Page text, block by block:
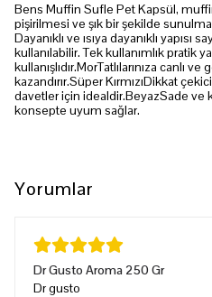
Bens Muffin Sufle Pet Kapsül,
pişirilmesi ve şık bir şekilde
Dayanıklı ve ısıya dayanıklı yapısı
kullanılabilir. Tek kullanımlık pratik
kullanışlıdır.MorTatlılarınıza canlı ve
kazandırır.Süper KırmızıDikkat
davetler için idealdir.BeyazSade ve
konsepte uyum sağlar.
Yorumlar
Dr Gusto Aroma 250 Gr
Dr gusto